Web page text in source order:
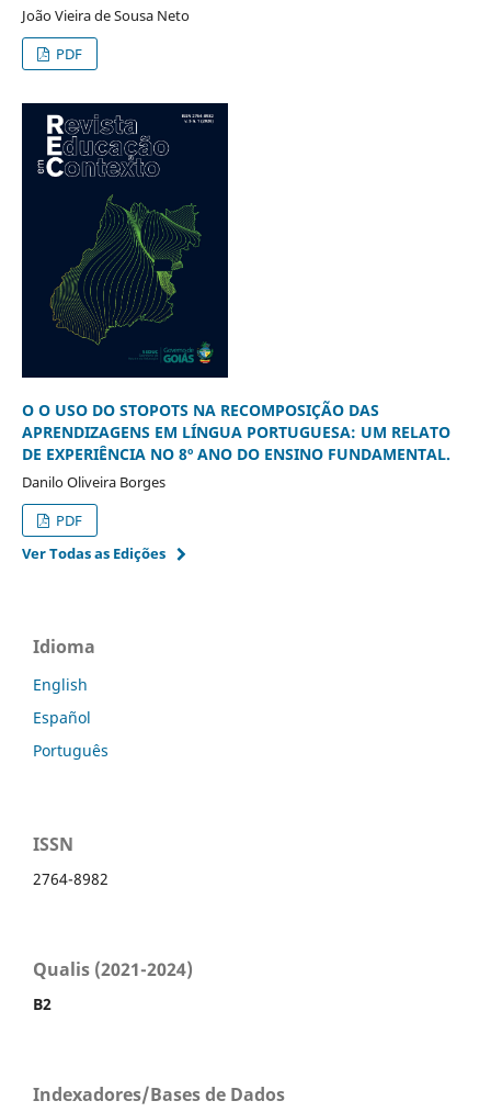
João Vieira de Sousa Neto
PDF
O O USO DO STOPOTS NA RECOMPOSIÇÃO DAS
APRENDIZAGENS EM LÍNGUA PORTUGUESA: UM RELATO
DE EXPERIÊNCIA NO 8º ANO DO ENSINO FUNDAMENTAL.
Danilo Oliveira Borges
PDF
Ver Todas as Edições
Idioma
English
Español
Português
ISSN
2764-8982
Qualis (2021-2024)
B2
Indexadores/Bases de Dados